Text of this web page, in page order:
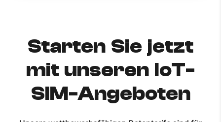
Starten Sie jetzt
mit unseren IoT-
SIM-Angeboten